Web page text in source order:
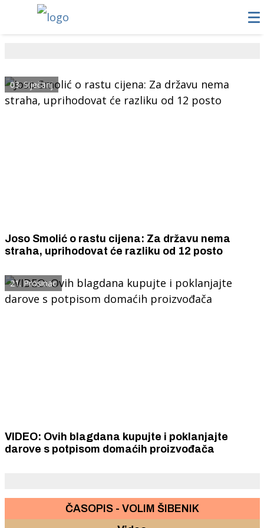
03. Siječanj
Joso Smolić o rastu cijena: Za državu nema
straha, uprihodovat će razliku od 12 posto
21. Prosinac
VIDEO: Ovih blagdana kupujte i poklanjajte
darove s potpisom domaćih proizvođača
ČASOPIS - VOLIM ŠIBENIK